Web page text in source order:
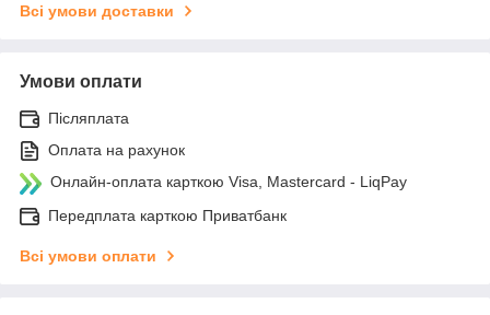
Всі умови доставки
Умови оплати
Післяплата
Оплата на рахунок
Онлайн-оплата карткою Visa, Mastercard - LiqPay
Передплата карткою Приватбанк
Всі умови оплати